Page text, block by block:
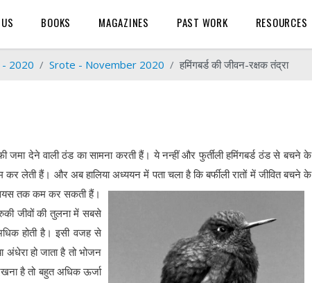
BOOKS MAGAZINES PAST WORK RESOURCES
2020 Srote - November 2020 हमिंगबर्ड की जीवन-रक्षक तंद्रा
जमा देने वाली ठंड का सामना करती हैं। ये नन्हीं और फुर्तीली हमिंगबर्ड ठंड से बचने के
कर लेती हैं। और अब हालिया अध्ययन में पता चला है कि बर्फीली रातों में जीवित बचने के
तक कम कर सकती हैं।
जीवों की तुलना में सबसे
होती है। इसी वजह से
हो जाता है तो भोजन
है तो बहुत अधिक ऊर्जा